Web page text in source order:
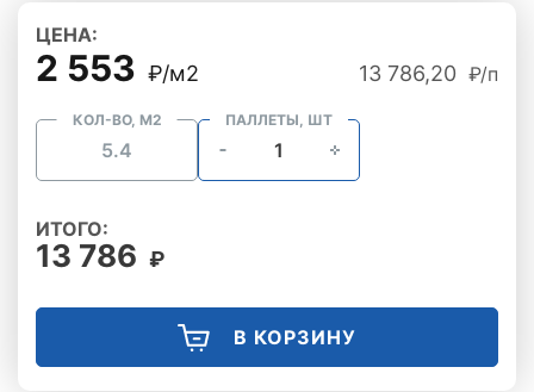
ЦЕНА:
2 553 ₽/м2 13 786,20 ₽/п
КОЛ-ВО, М2 ПАЛЛЕТЫ, ШТ
ИТОГО:
13 786 ₽
В КОРЗИНУ